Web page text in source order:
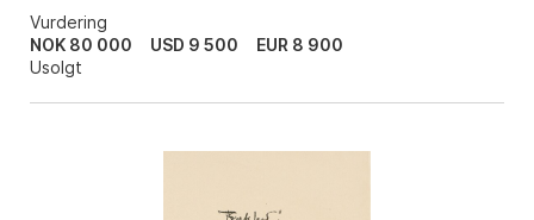
Vurdering
NOK 80 000
USD 9 500
EUR 8 900
Usolgt